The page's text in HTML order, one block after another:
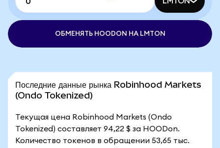
ОБМЕНЯТЬ HOODON НА LMTON
Последние данные рынка Robinhood Markets
(Ondo Tokenized)
Текущая цена Robinhood Markets (Ondo
Tokenized) составляет 94,22 $ за HOODon.
Количество токенов в обращении 53,65 тыс.